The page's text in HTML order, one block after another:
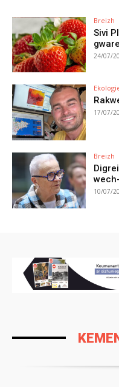
Breizh
Sivi
24/07/
17/07/
Breizh
10/07/